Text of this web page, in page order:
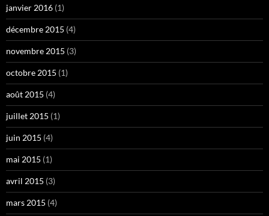
janvier 2016 (1)
décembre 2015 (4)
novembre 2015 (3)
octobre 2015 (1)
août 2015 (4)
juillet 2015 (1)
juin 2015 (4)
mai 2015 (1)
avril 2015 (3)
mars 2015 (4)